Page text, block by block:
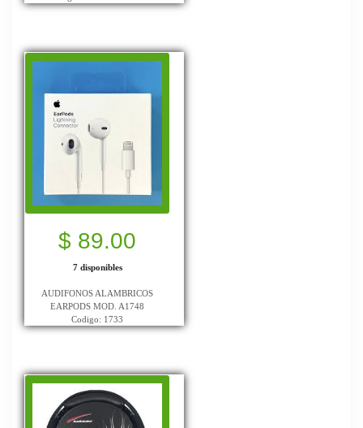
$ 89.00
7 disponibles
AUDIFONOS ALAMBRICOS
EARPODS MOD. A1748
Codigo: 1733